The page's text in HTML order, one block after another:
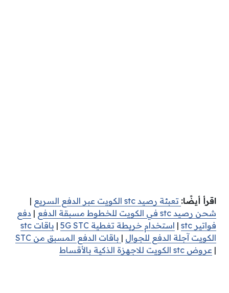
اقرأ أيضًا: تعبئة رصيد stc الكويت عبر الدفع السريع
|
شحن رصيد stc في الكويت للخطوط مسبقة الدفع
| دفع
فواتير stc
| استخدام خريطة تغطية 5G STC |
باقات stc
الكويت آجلة الدفع للجوال | باقات الدفع المسبق من STC
| عروض stc الكويت للاجهزة الذكية بالأقساط